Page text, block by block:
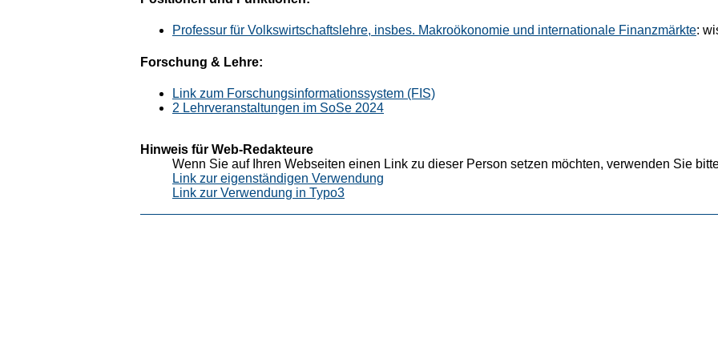
Professur für Volkswirtschaftslehre, insbes. Makroökonomie und internationale Finanzmärkte:
Forschung & Lehre:
Link zum Forschungsinformationssystem (FIS)
2 Lehrveranstaltungen im SoSe 2024
Hinweis für Web-Redakteure
Wenn Sie auf Ihren Webseiten einen Link zu dieser Person setzen möchten, verwenden Sie
Link zur eigenständigen Verwendung
Link zur Verwendung in Typo3